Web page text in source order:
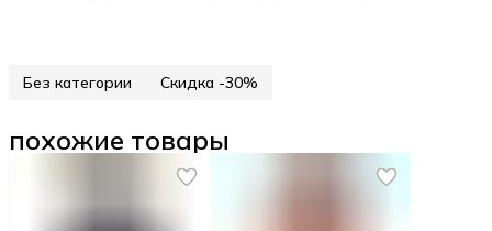
Без категории Скидка -30%
похожие товары